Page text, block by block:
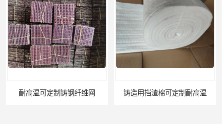
铸造用挡渣棉可定制耐高温 西安铸造过滤网